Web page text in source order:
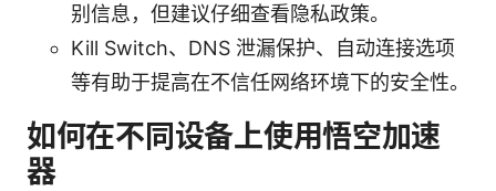
别信息，但建议仔细查看隐私政策。
Kill Switch、DNS 泄漏保护、自动连接选项
等有助于提高在不信任网络环境下的安全性。
如何在不同设备上使用悟空加速
器